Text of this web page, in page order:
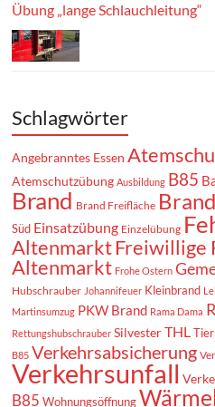
Übung „lange Schlauchleitung“
Schlagwörter
Angebranntes Essen
Atemschutzübung Ausbildung B85
Brand Brand Freifläche
Süd Einsatzübung Einzelübung
AltenmarktFreiwillige
Altenmarkt Frohe Ostern
Hubschrauber Johannifeuer Kleinbrand
Martinsumzug PKW Brand Rama Dama
Rettungshubschrauber Silvester THL
B85 Verkehrsabsicherung
Verkehrsunfall
B85 Wohnungsöffnung